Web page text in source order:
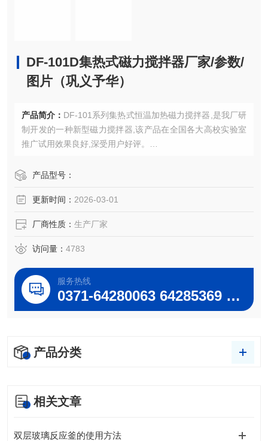
DF-101D集热式磁力搅拌器厂家/参数/
图片（巩义予华）
产品简介： DF-101系列集热式恒温加热磁力搅拌器,是我厂研
制开发的一种新型磁力搅拌器,该产品在全国各大高校实验室
推广试用效果良好,深受用户好评。
产品型号：
更新时间： 2026-03-01
厂商性质： 生产厂家
访问量： 4783
服务热线
0371-64280063 64285369 64285222
产品分类
相关文章
双层玻璃反应釜的使用方法